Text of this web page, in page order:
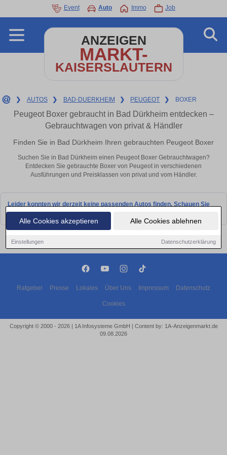
Alle Cookies akzeptieren Alle Cookies ablehnen
Einstellungen Datenschutzerklärung
Event Auto Immo Job
ANZEIGEN
MARKT-
KAISERSLAUTERN
❯ AUTOS ❯ BAD-DUERKHEIM ❯ PEUGEOT ❯ BOXER
Peugeot Boxer gebraucht in Bad Dürkheim entdecken –
Gebrauchtwagen von privat & Händler
Finden Sie in Bad Dürkheim Ihren gebrauchten Peugeot Boxer
Suchen Sie in Bad Dürkheim einen Peugeot Boxer Gebrauchtwagen?
Entdecken Sie gebrauchte Boxer von Peugeot in verschiedenen
Ausführungen und Preisklassen von privat und vom Händler.
Leider konnten wir derzeit keine passenden Autos finden. Schauen Sie
bald wieder vorbei!
Ratgeber Presse Lokales Über Uns Impressum Datenschutz
Cookies
Copyright © 2000 - 2026 | 1A Infosysteme GmbH | Content by: 1A-Anzeigenmarkt.de
09.08.2026